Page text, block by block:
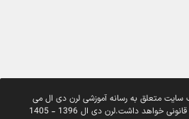
سایت متعلق به رسانه آموزشی لرن دی ال می
خواهد داشت.لرن دی ال 1396 - 1405